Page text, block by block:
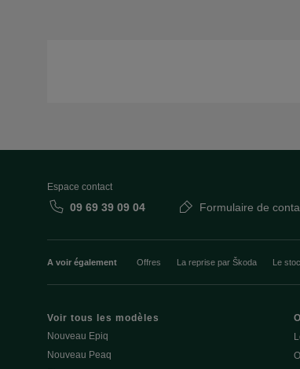
Espace contact
09 69 39 09 04 Formulaire de
A voir également Offres La reprise par Škoda Le
Voir tous les modèles
Nouveau Epiq
Nouveau Peaq